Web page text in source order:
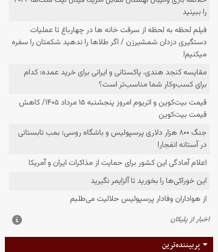
پربیننده‌ترین